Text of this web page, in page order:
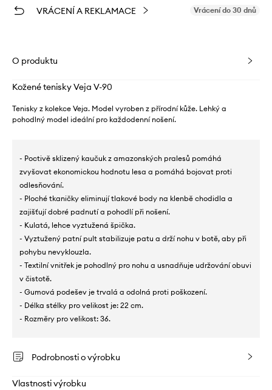
VRÁCENÍ A REKLAMACE Vrácení do 30 dnů
O produktu
Kožené tenisky Veja V-90
Tenisky z kolekce Veja. Model vyroben z přírodní kůže. Lehký a
pohodlný model ideální pro každodenní nošení.
- Poctivě sklizený kaučuk z amazonských pralesů pomáhá
zvyšovat ekonomickou hodnotu lesa a pomáhá bojovat proti
odlesňování.
- Ploché tkaničky eliminují tlakové body na klenbě chodidla a
zajišťují dobré padnutí a pohodlí při nošení.
- Kulatá, lehce vyztužená špička.
- Vyztužený patní pult stabilizuje patu a drží nohu v botě, aby při
pohybu nevyklouzla.
- Textilní vnitřek je pohodlný pro nohu a usnadňuje udržování obuvi
v čistotě.
- Gumová podešev je trvalá a odolná proti poškození.
- Délka stélky pro velikost je: 22 cm.
- Rozměry pro velikost: 36.
Podrobnosti o výrobku
Vlastnosti výrobku